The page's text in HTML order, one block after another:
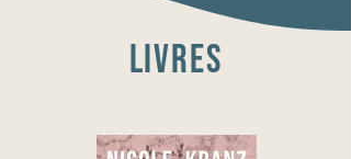
LIVRES